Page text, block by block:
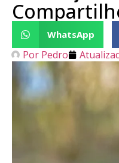
WhatsApp
Por Pedro